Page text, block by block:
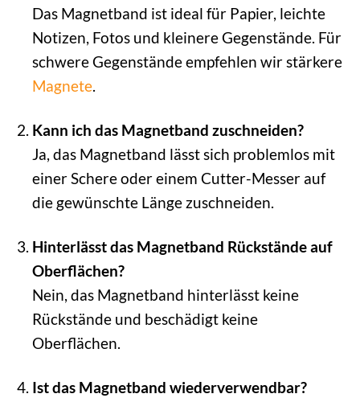
Das Magnetband ist ideal für Papier, leichte
Notizen, Fotos und kleinere Gegenstände. Für
schwere Gegenstände empfehlen wir stärkere
Magnete.
Kann ich das Magnetband zuschneiden?
Ja, das Magnetband lässt sich problemlos mit
einer Schere oder einem Cutter-Messer auf
die gewünschte Länge zuschneiden.
Hinterlässt das Magnetband Rückstände auf
Oberflächen?
Nein, das Magnetband hinterlässt keine
Rückstände und beschädigt keine
Oberflächen.
Ist das Magnetband wiederverwendbar?